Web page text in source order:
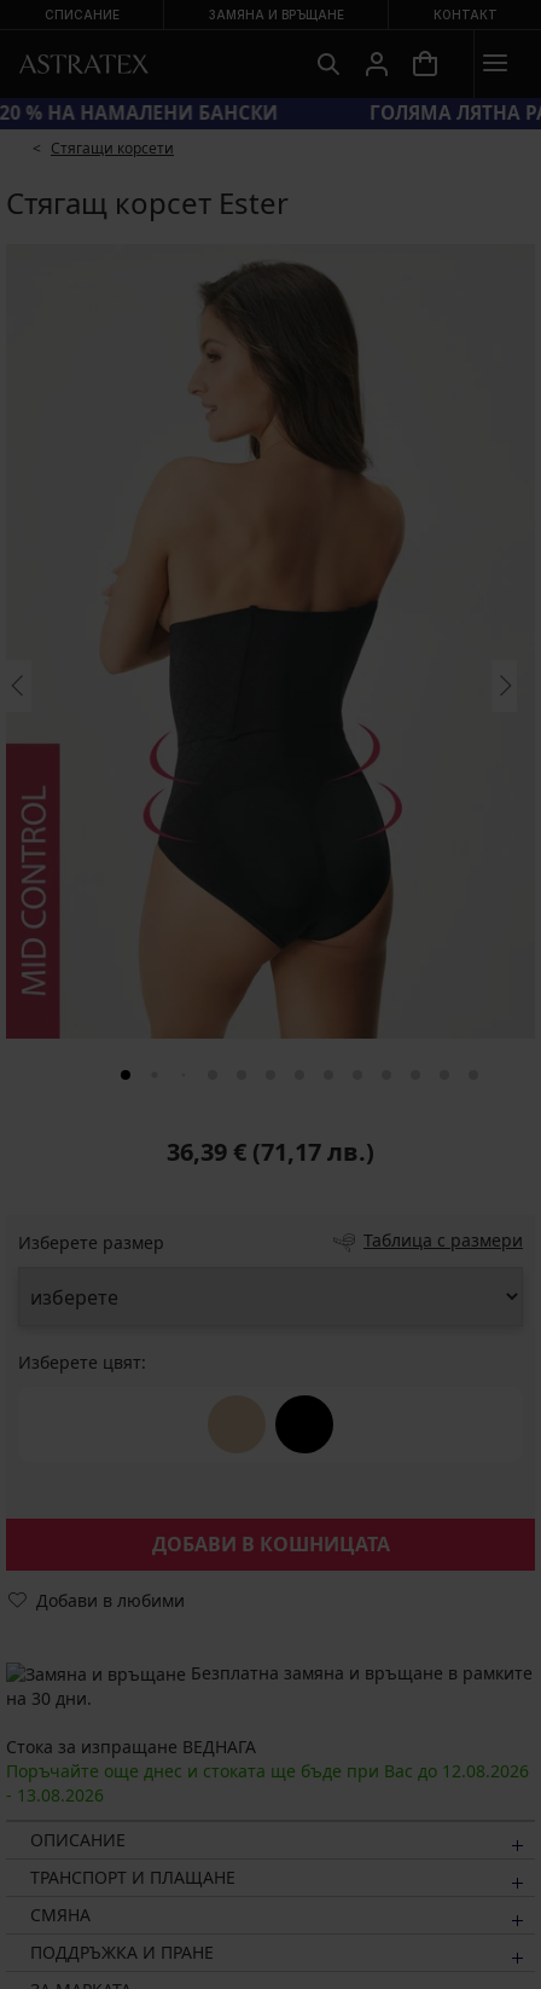
СПИСАНИЕ ЗАМЯНА И ВРЪЩАНЕ КОНТАКТ
КОД SUN20 = ЕКСТРА −20 % НА НАМАЛЕНИ БАНСКИ
Стягащи корсети
Стягащ корсет Ester
36,39 € (71,17 лв.)
Изберете размер Таблица с размери
Изберете цвят:
ДОБАВИ В КОШНИЦАТА
Добави в любими
Безплатна замяна и връщане в рамките
на 30 дни.
Стока за изпращане ВЕДНАГА
Поръчайте още днес и стоката ще бъде при Вас до 12.08.2026
- 13.08.2026
ОПИСАНИЕ
ТРАНСПОРТ И ПЛАЩАНЕ
СМЯНА
ПОДДРЪЖКА И ПРАНЕ